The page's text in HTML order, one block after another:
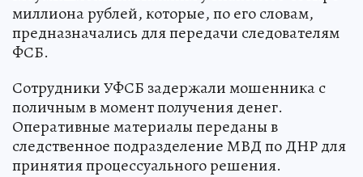
миллиона рублей, которые, по его словам,
предназначались для передачи следователям
ФСБ.
Сотрудники УФСБ задержали мошенника с
поличным в момент получения денег.
Оперативные материалы переданы в
следственное подразделение МВД по ДНР для
принятия процессуального решения.